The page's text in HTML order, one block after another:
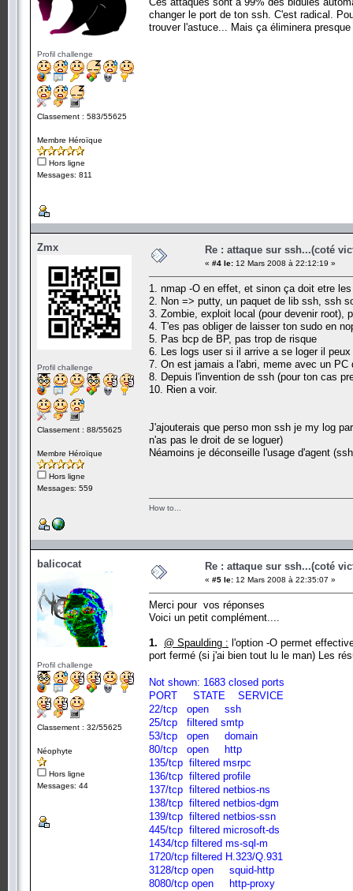
Profil challenge
Classement : 583/55625
Membre Héroïque
Hors ligne
Messages: 811
changer le port de ton ssh. C'est radical.
trouver l'astuce... Mais ça éliminera
Zmx
Profil challenge
Classement : 88/55625
Membre Héroïque
Hors ligne
Messages: 559
Re : attaque sur ssh...(coté
« #4 le: 12 Mars 2008 à 22:12:19 »
1. nmap -O en effet, et sinon ça doit etre
2. Non => putty, un paquet de lib ssh, ssh
3. Zombie, exploit local (pour devenir root),
4. T'es pas obliger de laisser ton sudo en
5. Pas bcp de BP, pas trop de risque
6. Les logs user si il arrive a se loger il
7. On est jamais a l'abri, meme avec un PC
8. Depuis l'invention de ssh (pour ton cas
10. Rien a voir.
J'ajouterais que perso mon ssh je my log
n'as pas le droit de se loguer)
Néamoins je déconseille l'usage d'agent
How to...
balicocat
Profil challenge
Classement : 32/55625
Néophyte
Hors ligne
Messages: 44
Re : attaque sur ssh...(coté
« #5 le: 12 Mars 2008 à 22:35:07 »
Merci pour vos réponses
Voici un petit complément....
1. @ Spaulding : l'option -O permet
port fermé (si j'ai bien tout lu le man) Les
Not shown: 1683 closed ports
PORT STATE SERVICE
22/tcp open ssh
25/tcp filtered smtp
53/tcp open domain
80/tcp open http
135/tcp filtered msrpc
136/tcp filtered profile
137/tcp filtered netbios-ns
138/tcp filtered netbios-dgm
139/tcp filtered netbios-ssn
445/tcp filtered microsoft-ds
1434/tcp filtered ms-sql-m
1720/tcp filtered H.323/Q.931
3128/tcp open squid-http
8080/tcp open http-proxy